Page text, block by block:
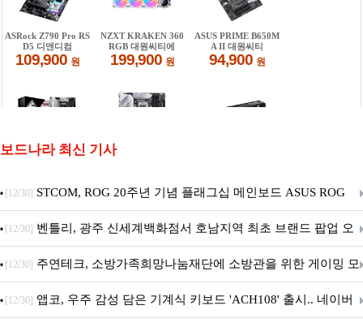
보드나라 최신 기사
[12/30] STCOM, ROG 20주년 기념 플래그십 메인보드 ASUS ROG
Crosshair X870E EDITION 20 국내 출시 예정
[12/30] 벤틀리, 광주 신세계백화점서 호남지역 최초 브랜드 팝업 오
픈
[12/30] 주연테크, 소방가족희망나눔재단에 소방관을 위한 게이밍 모
니터·스마트 펫 침대 기부
[12/30] 앱코, 우주 감성 담은 기계식 키보드 'ACH108' 출시.. 네이버